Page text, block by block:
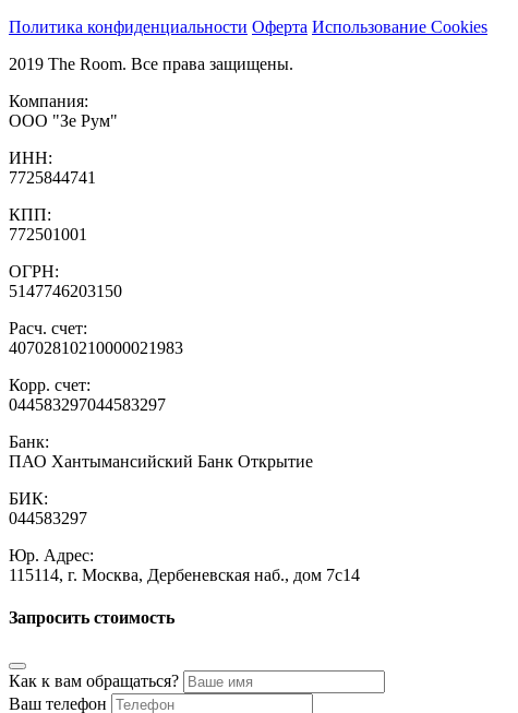
Политика конфиденциальности Оферта Использование Cookies
2019 The Room. Все права защищены.
Компания:
ООО "Зе Рум"
ИНН:
7725844741
КПП:
772501001
ОГРН:
5147746203150
Расч. счет:
40702810210000021983
Корр. счет:
044583297044583297
Банк:
ПАО Хантымансийский Банк Открытие
БИК:
044583297
Юр. Адрес:
115114, г. Москва, Дербеневская наб., дом 7с14
Запросить стоимость
Как к вам обращаться?
Ваш телефон